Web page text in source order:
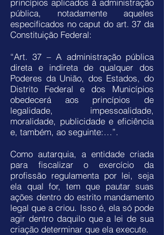
princípios aplicados à administração
pública, notadamente aqueles
especificados no caput do art. 37 da
Constituição Federal:
“Art. 37 – A administração pública
direta e indireta de qualquer dos
Poderes da União, dos Estados, do
Distrito Federal e dos Municípios
obedecerá aos princípios de
legalidade, impessoalidade,
moralidade, publicidade e eficiência
e, também, ao seguinte:…”.
Como autarquia, a entidade criada
para fiscalizar o exercício da
profissão regulamenta por lei, seja
ela qual for, tem que pautar suas
ações dentro do estrito mandamento
legal que a criou. Isso é, ela só pode
agir dentro daquilo que a lei de sua
criação determinar que ela execute.